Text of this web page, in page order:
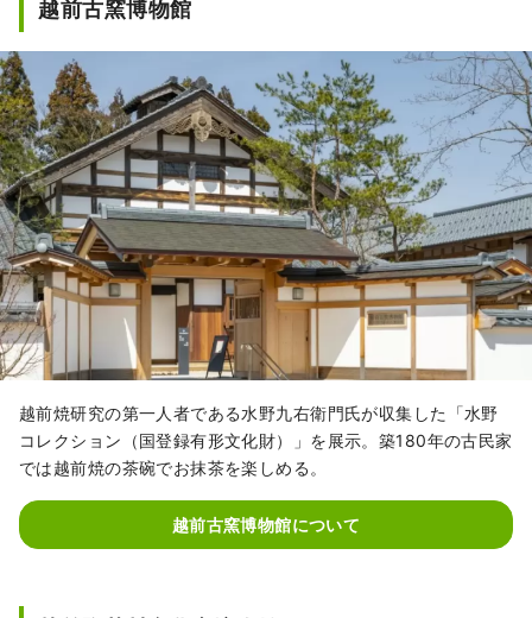
越前古窯博物館
越前焼研究の第一人者である水野九右衛門氏が収集した「水野
コレクション（国登録有形文化財）」を展示。築180年の古民家
では越前焼の茶碗でお抹茶を楽しめる。
越前古窯博物館について